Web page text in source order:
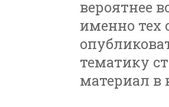
вероятнее
именно тех
тематику
материал в